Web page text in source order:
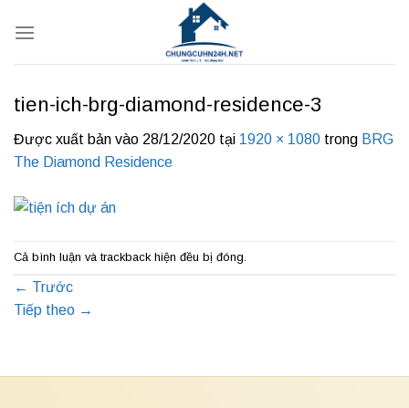
qua
tien-ich-brg-diamond-residence-3
Được xuất bản vào 28/12/2020 tại 1920 × 1080 trong BRG
The Diamond Residence
Cả bình luận và trackback hiện đều bị đóng.
← Trước
Tiếp theo →